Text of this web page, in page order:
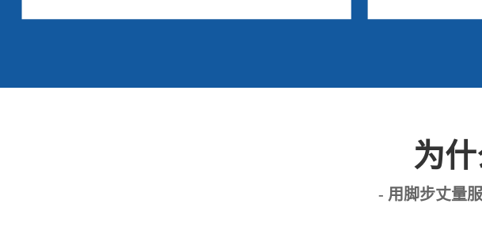
为
- 用脚步丈量